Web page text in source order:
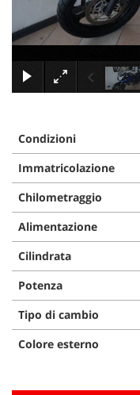
NEWS
AREA COMMERCIANTI
Condizioni
Immatricolazione
Chilometraggio
Alimentazione
Cilindrata
Potenza
Tipo di cambio
Colore esterno
tracciamento
che
adottiamo
offrire
le
svolgere
le
attività
di
seguito
descritte.
Per
ottenere
maggiori
informazioni
sull'utilità
e
sul
funzionamento
di